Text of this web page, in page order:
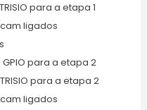
para a etapa 1
ligados
para a etapa 2
para a etapa 2
ligados